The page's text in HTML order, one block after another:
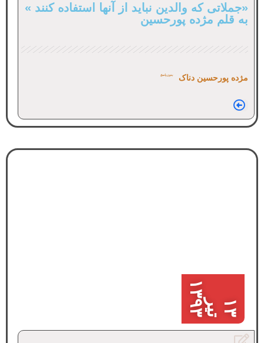
«جملاتی که والدین نباید از آنها استفاده کنند »
به قلم مژده پورحسین
مژده پورحسین دناک بدون پاسخ
۱
۳
ت
ی
ر ۱ ۳
۹ ۳